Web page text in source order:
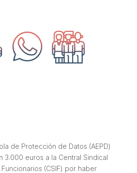
de Protección de Datos (AEPD)
3.000 euros a la Central Sindical
(CSIF) por haber